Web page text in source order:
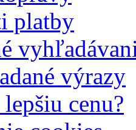
platby
výrazy
cenu?